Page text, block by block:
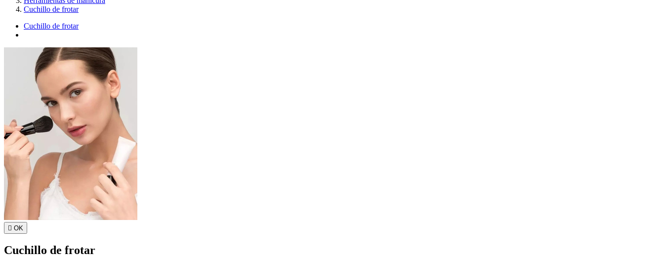
Cuchillo de frotar
Cuchillo de frotar
 OK
Cuchillo de frotar